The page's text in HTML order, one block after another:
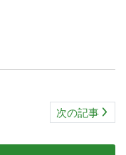
次の記事